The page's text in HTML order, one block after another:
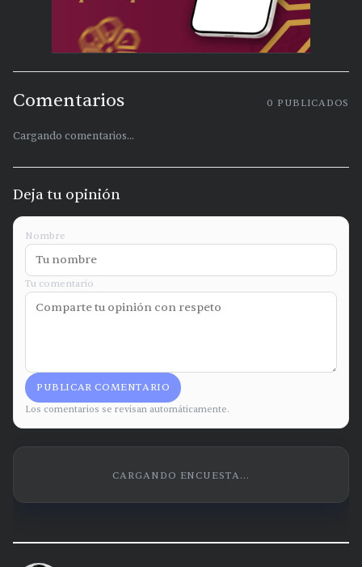
Comentarios 0 PUBLICADOS
Cargando comentarios...
Deja tu opinión
Nombre
Tu comentario
PUBLICAR COMENTARIO
Los comentarios se revisan automáticamente.
CARGANDO ENCUESTA...